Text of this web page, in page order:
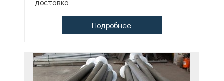
доставка
Подробнее